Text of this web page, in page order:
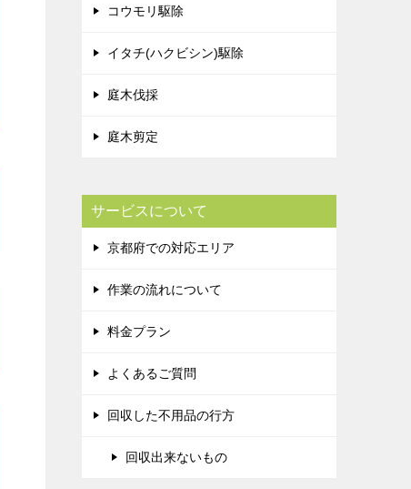
コウモリ駆除
イタチ(ハクビシン)駆除
庭木伐採
庭木剪定
サービスについて
京都府での対応エリア
作業の流れについて
料金プラン
よくあるご質問
回収した不用品の行方
回収出来ないもの